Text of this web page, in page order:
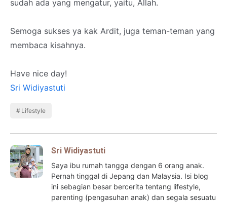
sudah ada yang mengatur, yaitu, Allah.
Semoga sukses ya kak Ardit, juga teman-teman yang
membaca kisahnya.
Have nice day!
Sri Widiyastuti
Lifestyle
Sri Widiyastuti
Saya ibu rumah tangga dengan 6 orang anak.
Pernah tinggal di Jepang dan Malaysia. Isi blog
ini sebagian besar bercerita tentang lifestyle,
parenting (pengasuhan anak) dan segala sesuatu